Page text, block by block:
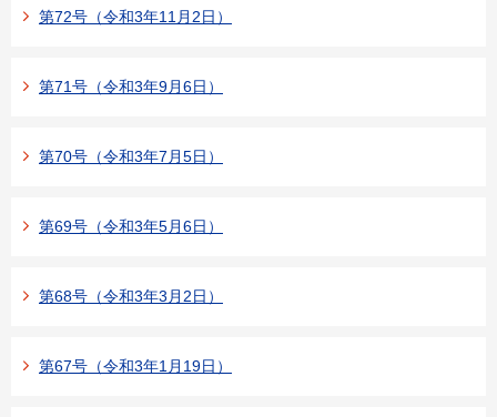
第72号（令和3年11月2日）
第71号（令和3年9月6日）
第70号（令和3年7月5日）
第69号（令和3年5月6日）
第68号（令和3年3月2日）
第67号（令和3年1月19日）